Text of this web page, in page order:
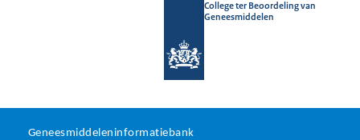
College ter Beoordeling van
Geneesmiddelen
U
Geneesmiddeleninformatiebank